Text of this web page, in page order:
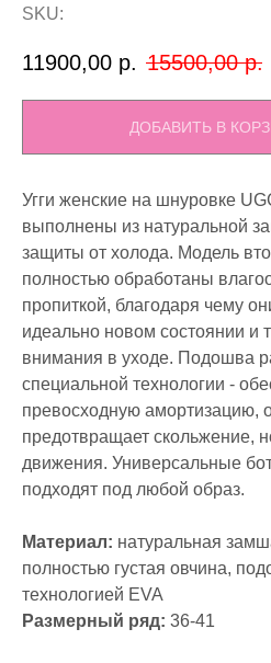
SKU:
11900,00 р. 15500,00 р.
ДОБАВИТЬ В
Угги женские на шнуровке
выполнены из натуральной
защиты от холода. Модель
полностью обработаны
пропиткой, благодаря чему
идеально новом состоянии и
внимания в уходе. Подошва
специальной технологии -
превосходную амортизацию,
предотвращает скольжение,
движения. Универсальные
подходят под любой образ.
Материал: натуральная
полностью густая овчина,
технологией EVA
Размерный ряд: 36-41